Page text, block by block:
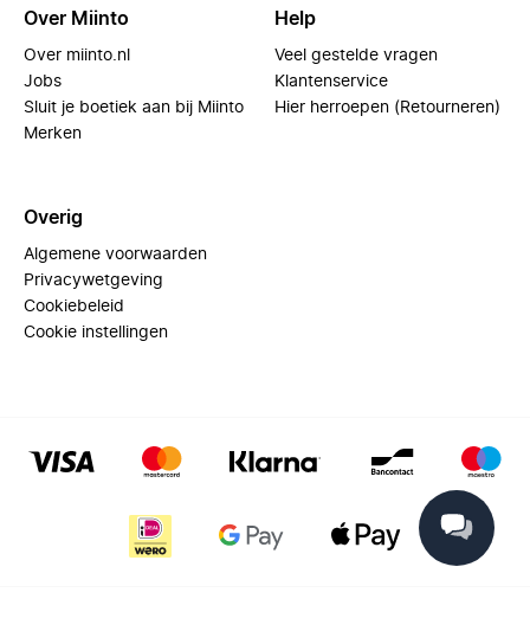
Over Miinto
Over miinto.nl
Jobs
Sluit je boetiek aan bij Miinto
Merken
Help
Veel gestelde vragen
Klantenservice
Hier herroepen (Retourneren)
Overig
Algemene voorwaarden
Privacywetgeving
Cookiebeleid
Cookie instellingen